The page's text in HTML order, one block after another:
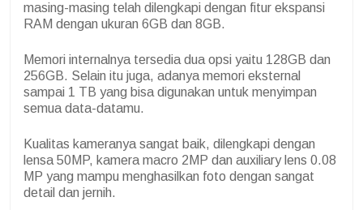
masing-masing telah dilengkapi dengan fitur ekspansi
RAM dengan ukuran 6GB dan 8GB.
Memori internalnya tersedia dua opsi yaitu 128GB dan
256GB. Selain itu juga, adanya memori eksternal
sampai 1 TB yang bisa digunakan untuk menyimpan
semua data-datamu.
Kualitas kameranya sangat baik, dilengkapi dengan
lensa 50MP, kamera macro 2MP dan auxiliary lens 0.08
MP yang mampu menghasilkan foto dengan sangat
detail dan jernih.